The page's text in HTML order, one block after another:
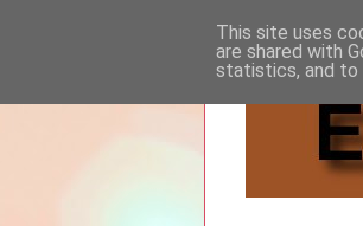
This site uses
are shared with
statistics, and to